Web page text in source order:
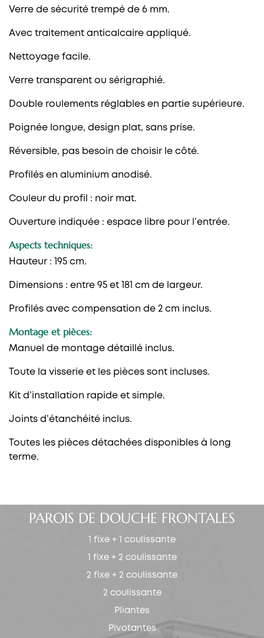
Verre de sécurité trempé de 6 mm.
Avec traitement anticalcaire appliqué.
Nettoyage facile.
Verre transparent ou sérigraphié.
Double roulements réglables en partie supérieure.
Poignée longue, design plat, sans prise.
Réversible, pas besoin de choisir le côté.
Profilés en aluminium anodisé.
Couleur du profil : noir mat.
Ouverture indiquée : espace libre pour l’entrée.
Aspects techniques:
Hauteur : 195 cm.
Dimensions : entre 95 et 181 cm de largeur.
Profilés avec compensation de 2 cm inclus.
Montage et pièces:
Manuel de montage détaillé inclus.
Toute la visserie et les pièces sont incluses.
Kit d’installation rapide et simple.
Joints d’étanchéité inclus.
Toutes les pièces détachées disponibles à long
terme.
PAROIS DE DOUCHE FRONTALES
1 fixe + 1 coulissante
1 fixe + 2 coulissante
2 fixe + 2 coulissante
2 coulissante
Pliantes
Pivotantes